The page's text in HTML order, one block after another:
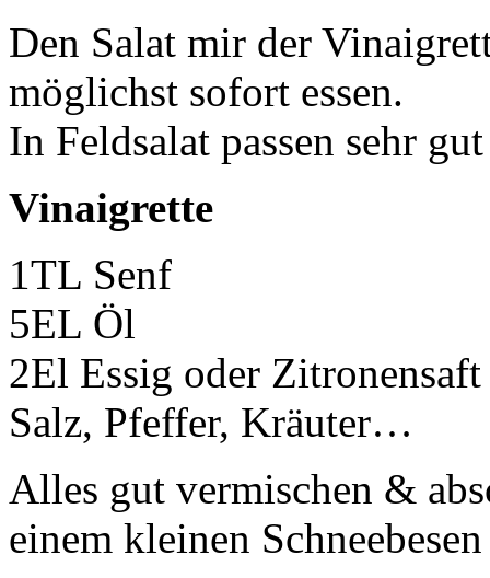
Den Salat mir der
möglichst sofort essen.
In Feldsalat passen sehr
Vinaigrette
1TL Senf
5EL Öl
2El Essig oder
Salz, Pfeffer, Kräuter…
Alles gut vermischen &
einem kleinen